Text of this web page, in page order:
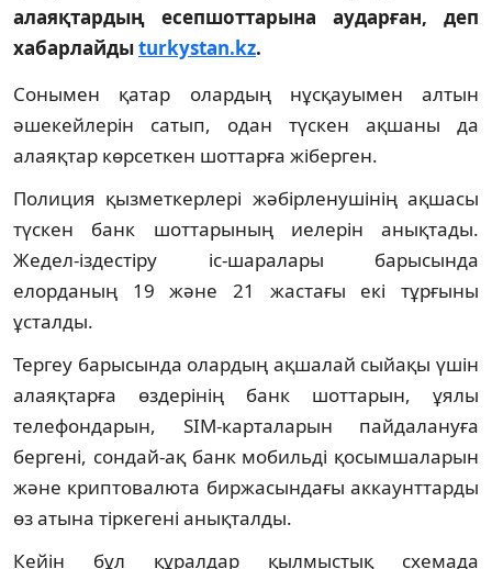
алаяқтардың есепшоттарына аударған, деп
хабарлайдыturkystan.kz.
Сонымен қатар олардың нұсқауымен алтын
әшекейлерін сатып, одан түскен ақшаны да
алаяқтар көрсеткен шоттарға жіберген.
Полиция қызметкерлері жәбірленушінің ақшасы
түскен банк шоттарының иелерін анықтады.
Жедел-іздестіру іс-шаралары барысында
елорданың 19 және 21 жастағы екі тұрғыны
ұсталды.
Тергеу барысында олардың ақшалай сыйақы үшін
алаяқтарға өздерінің банк шоттарын, ұялы
телефондарын, SIM-карталарын пайдалануға
бергені, сондай-ақ банк мобильді қосымшаларын
және криптовалюта биржасындағы аккаунттарды
өз атына тіркегені анықталды.
Кейін бұл құралдар қылмыстық схемада